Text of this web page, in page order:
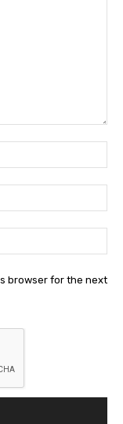
browser for the next